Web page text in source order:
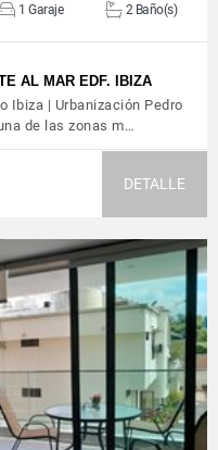
1 Garaje 2 Baño(s)
AL MAR EDF. IBIZA
Ibiza | Urbanización Pedro
de las zonas m…
DETALLE